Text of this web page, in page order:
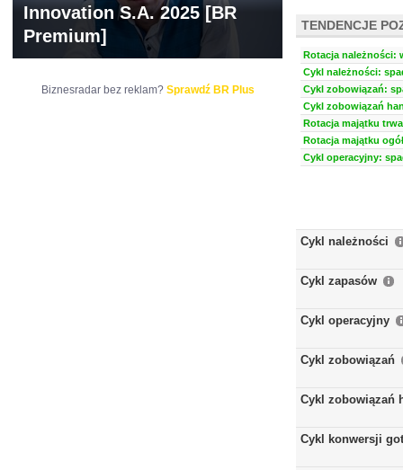
TENDENCJE
Rotacja należności:
Cykl należności:
Cykl zobowiązań:
Cykl zobowiązań
Rotacja majątku
Rotacja majątku
Cykl operacyjny:
Cykl należności
Cykl zapasów
Cykl operacyjny
Cykl zobowiązań
Cykl zobowiązań
Cykl konwersji
Innovation S.A. 2025 [BR
Premium]
Biznesradar bez reklam? Sprawdź BR Plus